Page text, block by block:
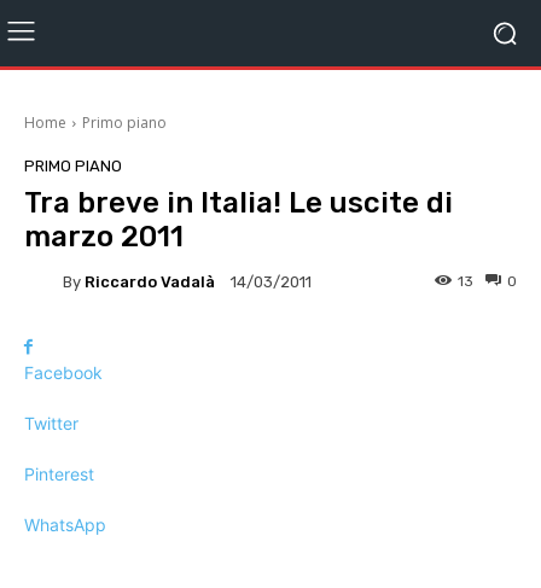
Home Primo piano
PRIMO PIANO
Tra breve in Italia! Le uscite di
marzo 2011
By Riccardo Vadalà 14/03/2011 0
13
Facebook
Twitter
Pinterest
WhatsApp